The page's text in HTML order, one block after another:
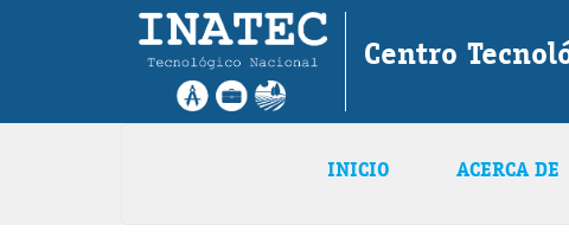
Centro
INICIO ACERCA DE